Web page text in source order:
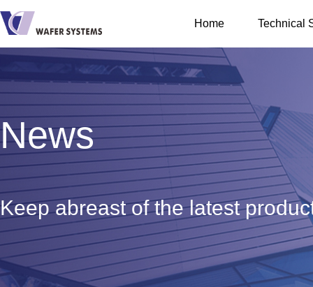
Home Technical
News
Keep abreast of the latest